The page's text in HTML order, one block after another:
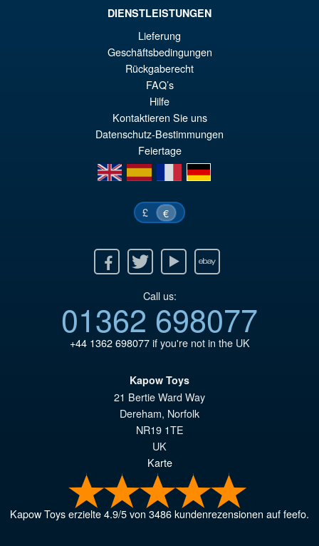
IN DEN WARENKORB
DIENSTLEISTUNGEN
Lieferung
Geschäftsbedingungen
Rückgaberecht
FAQ’s
Hilfe
Kontaktieren Sie uns
Datenschutz-Bestimmungen
Feiertage
en
es fr de
£ €
Twitter Youtube Ebay
Call us:
01362 698077
+44 1362 698077if you're not in the UK
Kapow Toys
21 Bertie Ward Way
Dereham, Norfolk
NR19 1TE
UK
Karte
Kapow Toyserzielte4.9/5von3486kundenrezensionen auf feefo.